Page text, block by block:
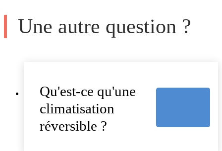
Une autre question ?
Qu'est-ce qu'une
climatisation
réversible ?